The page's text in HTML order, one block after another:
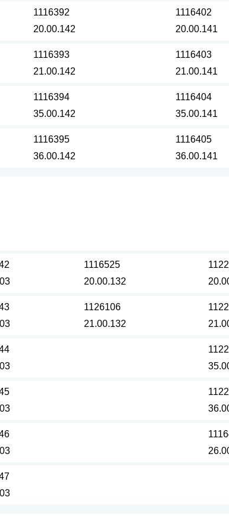
1116392
20.00.142
1116402
20.00.141
1116393
21.00.142
1116403
21.00.141
1116394
35.00.142
1116404
35.00.141
1116395
36.00.142
1116405
36.00.141
1116525
20.00.132
1126106
21.00.132